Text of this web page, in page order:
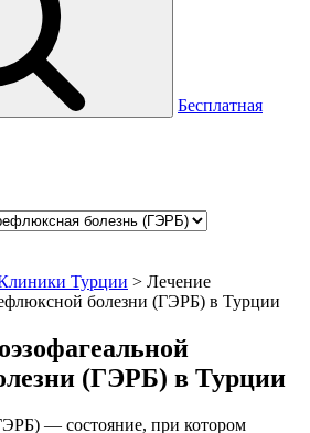
Бесплатная
Турции > Лечение
болезни (ГЭРБ) в Турции
(ГЭРБ) в Турции
— состояние, при котором